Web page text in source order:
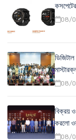
08/
08/
বিক্রয় ও
করলো
08/